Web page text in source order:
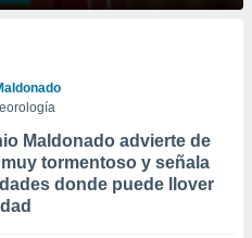
Maldonado advierte de
tormentoso y señala
donde puede llover